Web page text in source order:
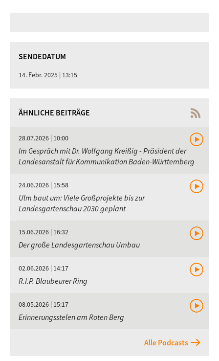
SENDEDATUM
14. Febr. 2025 | 13:15
ÄHNLICHE BEITRÄGE
28.07.2026 | 10:00
Im Gespräch mit Dr. Wolfgang Kreißig - Präsident der
Landesanstalt für Kommunikation Baden-Württemberg
24.06.2026 | 15:58
Ulm baut um: Viele Großprojekte bis zur
Landesgartenschau 2030 geplant
15.06.2026 | 16:32
Der große Landesgartenschau Umbau
02.06.2026 | 14:17
R.I.P. Blaubeurer Ring
08.05.2026 | 15:17
Erinnerungsstelen am Roten Berg
Alle Podcasts